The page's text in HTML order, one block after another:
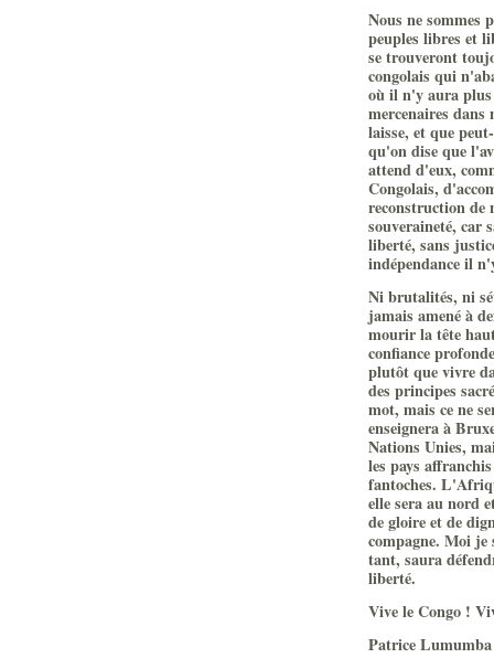
Nous ne sommes
peuples libres et
se trouveront
congolais qui
où il n'y aura
mercenaires dans
laisse, et que
qu'on dise que
attend d'eux,
Congolais,
reconstruction de
souveraineté, car
liberté, sans
indépendance il
Ni brutalités, ni
jamais amené à
mourir la tête
confiance
plutôt que vivre
des principes
mot, mais ce ne
enseignera à
Nations Unies,
les pays
fantoches.
elle sera au nord
de gloire et de
compagne. Moi
tant, saura
liberté.
Vive le Congo !
Patrice Lumumba